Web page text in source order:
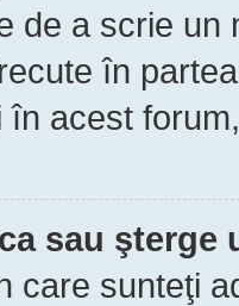
de a scrie un
în
în acest
sau şterge
care sunteţi